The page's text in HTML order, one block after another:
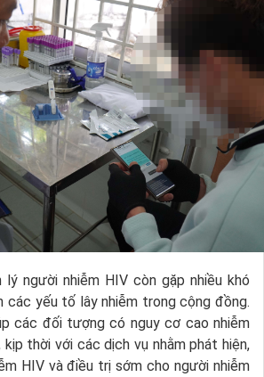
lý người nhiễm HIV còn gặp nhiều khó
các yếu tố lây nhiễm trong cộng đồng.
các đối tượng có nguy cơ cao nhiễm
kịp thời với các dịch vụ nhằm phát hiện,
HIV và điều trị sớm cho người nhiễm